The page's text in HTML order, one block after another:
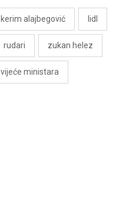
kerim alajbegović lidl
rudari zukan helez
vijeće ministara